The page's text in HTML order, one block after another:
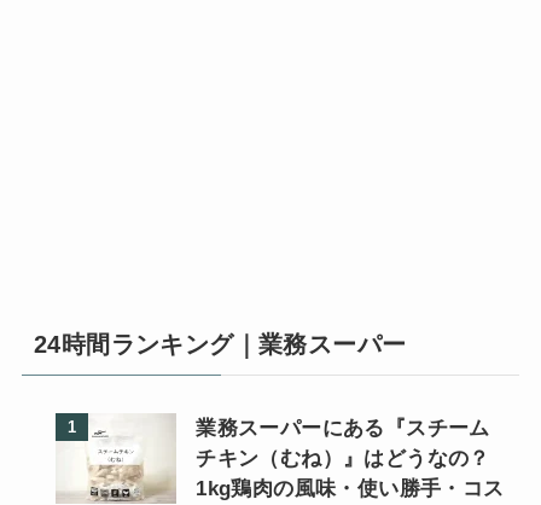
24時間ランキング｜業務スーパー
業務スーパーにある『スチーム
チキン（むね）』はどうなの？
1kg鶏肉の風味・使い勝手・コス